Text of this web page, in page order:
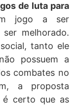
de luta para
jogo a ser
melhorado.
tanto ele
não possuem a
combates no
a proposta
é certo que as